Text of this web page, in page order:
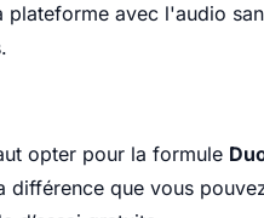
avec l'audio
opter pour la formule
différence que vous